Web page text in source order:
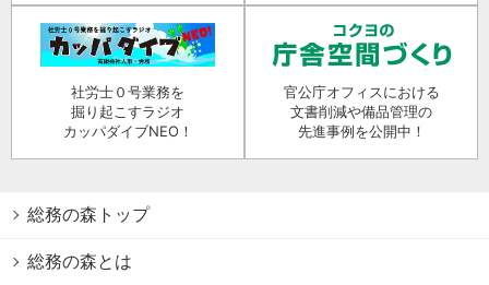
社労士０号業務を
掘り起こすラジオ
カッパダイブNEO！
官公庁オフィスにおける
文書削減や備品管理の
先進事例を公開中！
総務の森トップ
総務の森とは